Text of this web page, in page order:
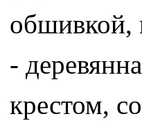
обшивкой,
-
крестом,